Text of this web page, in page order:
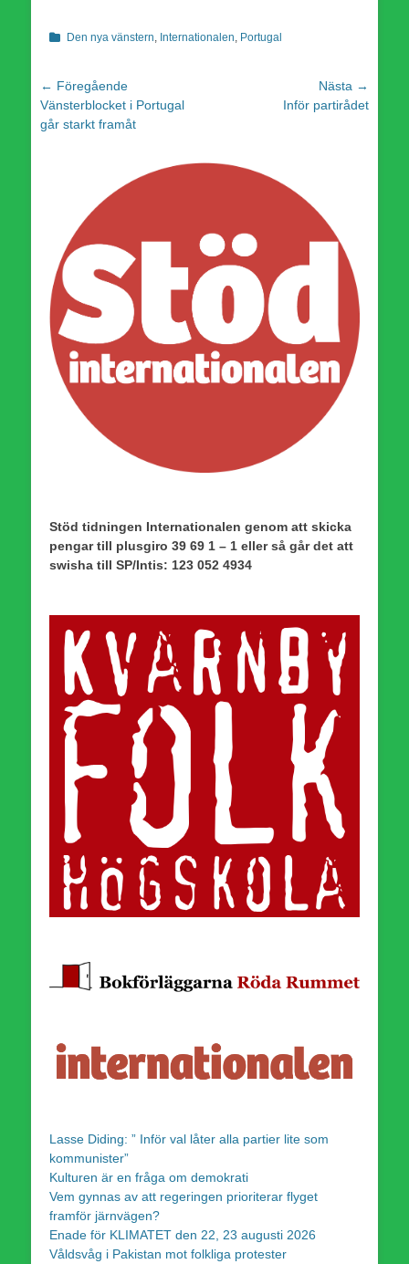
Kategorier
Den nya vänstern Internationalen Portugal
Inläggsnavigering
← Föregående
Föregående
inlägg:
Vänsterblocket i Portugal
går starkt framåt
Nästa →
Inför partirådet
Stöd tidningen Internationalen genom att skicka
pengar till plusgiro 39 69 1 – 1 eller så går det att
swisha till SP/Intis: 123 052 4934
Lasse Diding: ” Inför val låter alla partier lite som
kommunister”
Kulturen är en fråga om demokrati
Vem gynnas av att regeringen prioriterar flyget
framför järnvägen?
Enade för KLIMATET den 22, 23 augusti 2026
Våldsvåg i Pakistan mot folkliga protester